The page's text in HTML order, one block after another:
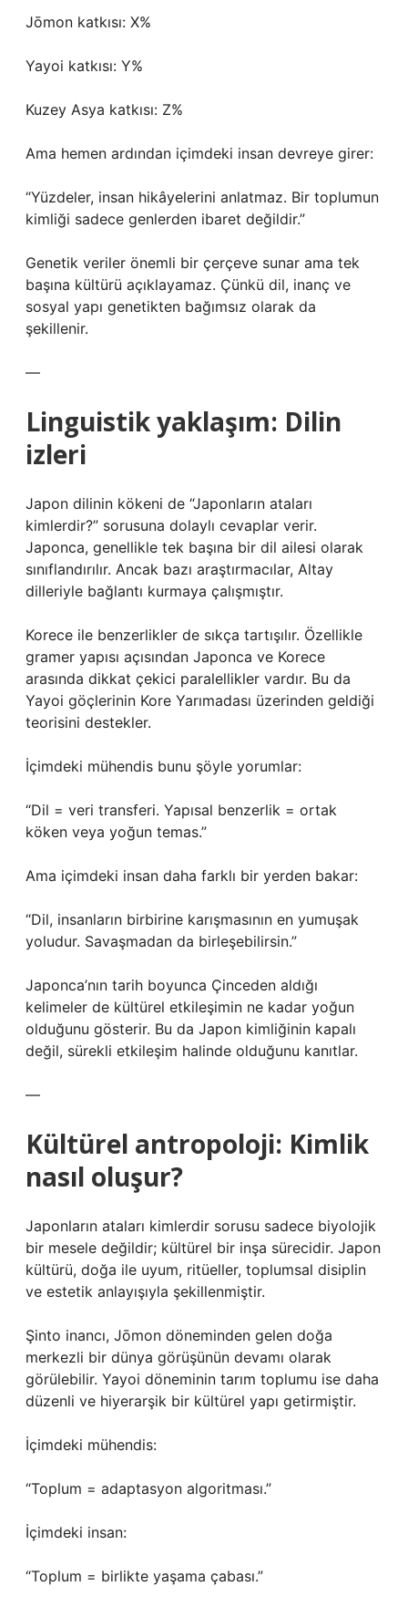
Jōmon katkısı: X%
Yayoi katkısı: Y%
Kuzey Asya katkısı: Z%
Ama hemen ardından içimdeki insan devreye girer:
“Yüzdeler, insan hikâyelerini anlatmaz. Bir toplumun
kimliği sadece genlerden ibaret değildir.”
Genetik veriler önemli bir çerçeve sunar ama tek
başına kültürü açıklayamaz. Çünkü dil, inanç ve
sosyal yapı genetikten bağımsız olarak da
şekillenir.
—
Linguistik yaklaşım: Dilin
izleri
Japon dilinin kökeni de “Japonların ataları
kimlerdir?” sorusuna dolaylı cevaplar verir.
Japonca, genellikle tek başına bir dil ailesi olarak
sınıflandırılır. Ancak bazı araştırmacılar, Altay
dilleriyle bağlantı kurmaya çalışmıştır.
Korece ile benzerlikler de sıkça tartışılır. Özellikle
gramer yapısı açısından Japonca ve Korece
arasında dikkat çekici paralellikler vardır. Bu da
Yayoi göçlerinin Kore Yarımadası üzerinden geldiği
teorisini destekler.
İçimdeki mühendis bunu şöyle yorumlar:
“Dil = veri transferi. Yapısal benzerlik = ortak
köken veya yoğun temas.”
Ama içimdeki insan daha farklı bir yerden bakar:
“Dil, insanların birbirine karışmasının en yumuşak
yoludur. Savaşmadan da birleşebilirsin.”
Japonca’nın tarih boyunca Çinceden aldığı
kelimeler de kültürel etkileşimin ne kadar yoğun
olduğunu gösterir. Bu da Japon kimliğinin kapalı
değil, sürekli etkileşim halinde olduğunu kanıtlar.
—
Kültürel antropoloji: Kimlik
nasıl oluşur?
Japonların ataları kimlerdir sorusu sadece biyolojik
bir mesele değildir; kültürel bir inşa sürecidir. Japon
kültürü, doğa ile uyum, ritüeller, toplumsal disiplin
ve estetik anlayışıyla şekillenmiştir.
Şinto inancı, Jōmon döneminden gelen doğa
merkezli bir dünya görüşünün devamı olarak
görülebilir. Yayoi döneminin tarım toplumu ise daha
düzenli ve hiyerarşik bir kültürel yapı getirmiştir.
İçimdeki mühendis:
“Toplum = adaptasyon algoritması.”
İçimdeki insan:
“Toplum = birlikte yaşama çabası.”